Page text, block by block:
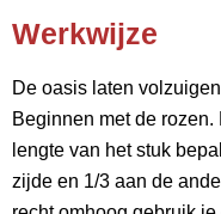
Werkwijze
De oasis laten
Beginnen met de
lengte van het stuk
zijde en 1/3 aan de